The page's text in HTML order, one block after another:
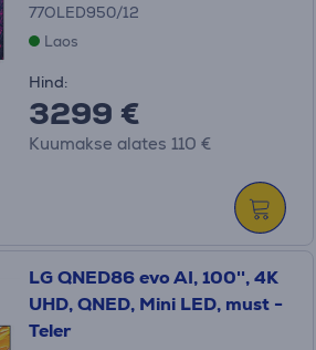
77OLED950/12
Laos
Hind:
3299 €
Kuumakse alates 110 €
LG QNED86 evo AI, 100'', 4K
UHD, QNED, Mini LED, must -
Teler